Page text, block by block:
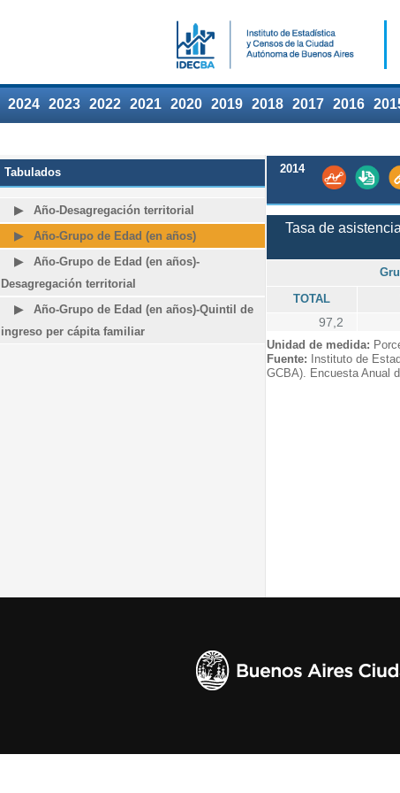
2024 2023 2022 2021 2020 2019 2018 2017 2016
Tabulados
Año-Desagregación territorial
Año-Grupo de Edad (en años)
Año-Grupo de Edad (en años)-
Desagregación territorial
Año-Grupo de Edad (en años)-Quintil de
ingreso per cápita familiar
2014
Tasa de
TOTAL
97,2
Unidad de medida:
Fuente: Instituto de
GCBA). Encuesta Anual